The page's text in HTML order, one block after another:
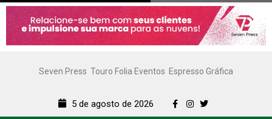
Seven Press Touro Folia Eventos Espresso Gráfica
5 de agosto de 2026